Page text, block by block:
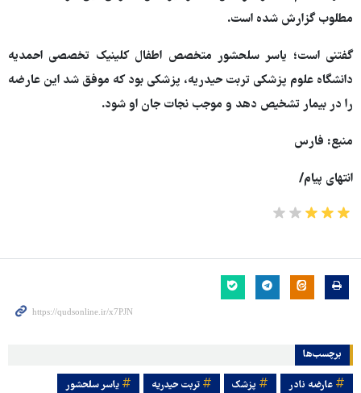
مطلوب گزارش شده است.
گفتنی است؛ یاسر سلحشور متخصص اطفال کلینیک تخصصی احمدیه
دانشگاه علوم پزشکی تربت حیدریه، پزشکی بود که موفق شد این عارضه
را در بیمار تشخیص دهد و موجب نجات جان او شود.
منبع: فارس
انتهای پیام/
برچسب‌ها
عارضه نادر پزشک تربت حیدریه یاسر سلحشور